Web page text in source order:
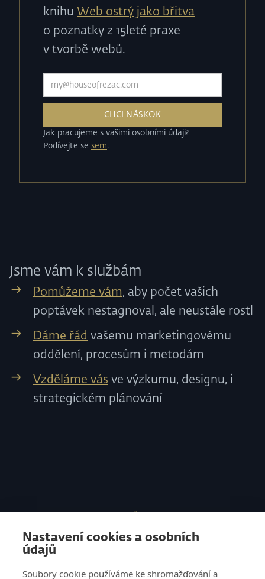
Nastavení cookies a osobních
údajů
Soubory cookie používáme ke shromažďování a
knihu Web ostrý jako břitva
o poznatky z 15leté praxe
v tvorbě webů.
Jak pracujeme s vašimi osobními údaji?
Podívejte se sem.
Jsme vám k službám
Pomůžeme vám, aby počet vašich
poptávek nestagnoval, ale neustále rostl
Dáme řád vašemu marketingovému
oddělení, procesům i metodám
Vzděláme vás ve výzkumu, designu, i
strategickém plánování
VZDĚLÁVÁNÍ
O NÁS